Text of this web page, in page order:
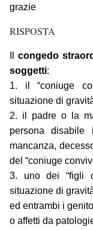
grazie
RISPOSTA
congedo
soggetti:
1. il “coniuge
situazione di
2. il padre o la
persona
mancanza,
del “coniuge
3. uno dei “figli
situazione di
ed entrambi i
o affetti da